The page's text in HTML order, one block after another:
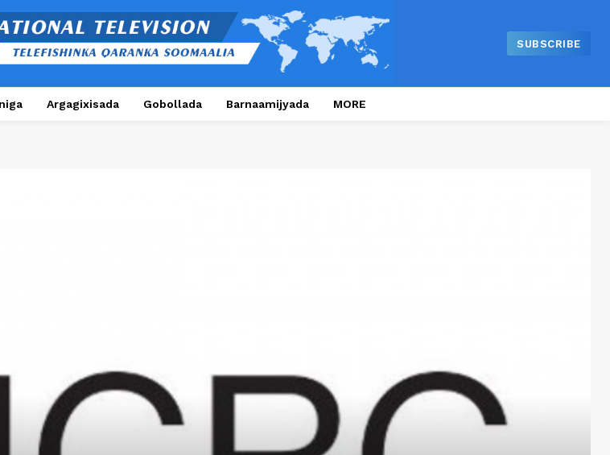
SUBSCRIBE
Argagixisada Gobollada Barnaamijyada MORE